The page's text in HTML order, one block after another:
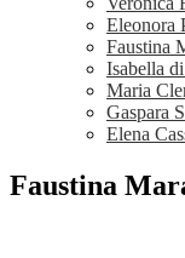
Eleonora
Faustina
Isabella
Maria
Gaspara
Elena
Faustina